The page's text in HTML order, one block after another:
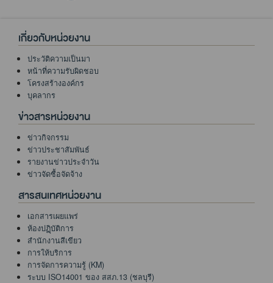
เกี่ยวกับหน่วยงาน
ประวัติความเป็นมา
หน้าที่ความรับผิดชอบ
โครงสร้างองค์กร
บุคลากร
ข่าวสารหน่วยงาน
ข่าวกิจกรรม
ข่าวประชาสัมพันธ์
รายงานข่าวประจำวัน
ข่าวจัดซื้อจัดจ้าง
สารสนเทศหน่วยงาน
เอกสารเผยแพร่
ห้องปฏฺิบัติการ
สำนักงานสีเขียว
การให้บริการ
การจัดการความรู้ (KM)
ระบบ ISO14001 ของ สสภ.13 (ชลบุรี)